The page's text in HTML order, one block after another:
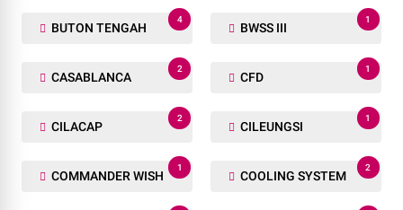
BUTON TENGAH
4
BWSS III
1
CASABLANCA
2
CFD
1
CILACAP
2
CILEUNGSI
1
COMMANDER WISH
1
COOLING SYSTEM
2